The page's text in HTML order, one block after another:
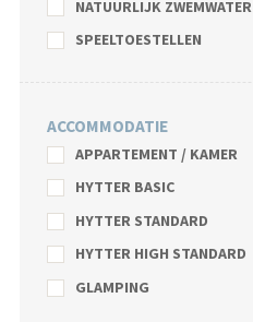
NATUURLIJK ZWEMWATER
SPEELTOESTELLEN
ACCOMMODATIE
APPARTEMENT / KAMER
HYTTER BASIC
HYTTER STANDARD
HYTTER HIGH STANDARD
GLAMPING